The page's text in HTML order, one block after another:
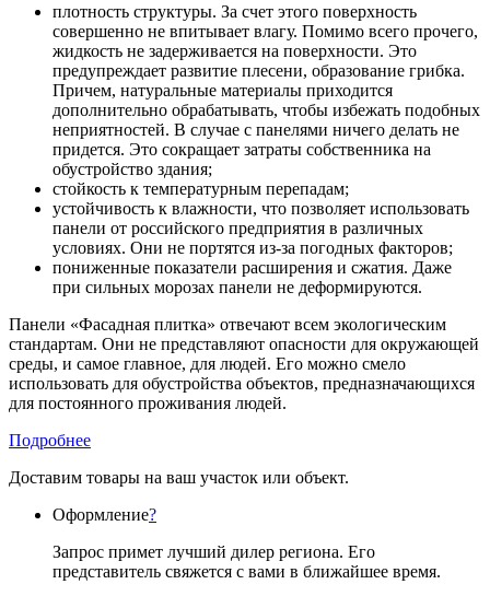
плотность структуры. За счет этого поверхность
совершенно не впитывает влагу. Помимо всего прочего,
жидкость не задерживается на поверхности. Это
предупреждает развитие плесени, образование грибка.
Причем, натуральные материалы приходится
дополнительно обрабатывать, чтобы избежать подобных
неприятностей. В случае с панелями ничего делать не
придется. Это сокращает затраты собственника на
обустройство здания;
стойкость к температурным перепадам;
устойчивость к влажности, что позволяет использовать
панели от российского предприятия в различных
условиях. Они не портятся из-за погодных факторов;
пониженные показатели расширения и сжатия. Даже
при сильных морозах панели не деформируются.
Панели «Фасадная плитка» отвечают всем экологическим
стандартам. Они не представляют опасности для окружающей
среды, и самое главное, для людей. Его можно смело
использовать для обустройства объектов, предназначающихся
для постоянного проживания людей.
Подробнее
Доставим товары на ваш участок или объект.
Оформление?
Запрос примет лучший дилер региона. Его
представитель свяжется с вами в ближайшее время.